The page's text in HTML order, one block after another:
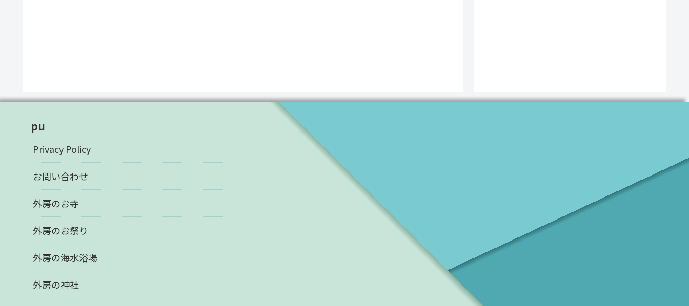
pu
Privacy Policy
お問い合わせ
外房のお寺
外房のお祭り
外房の海水浴場
外房の神社